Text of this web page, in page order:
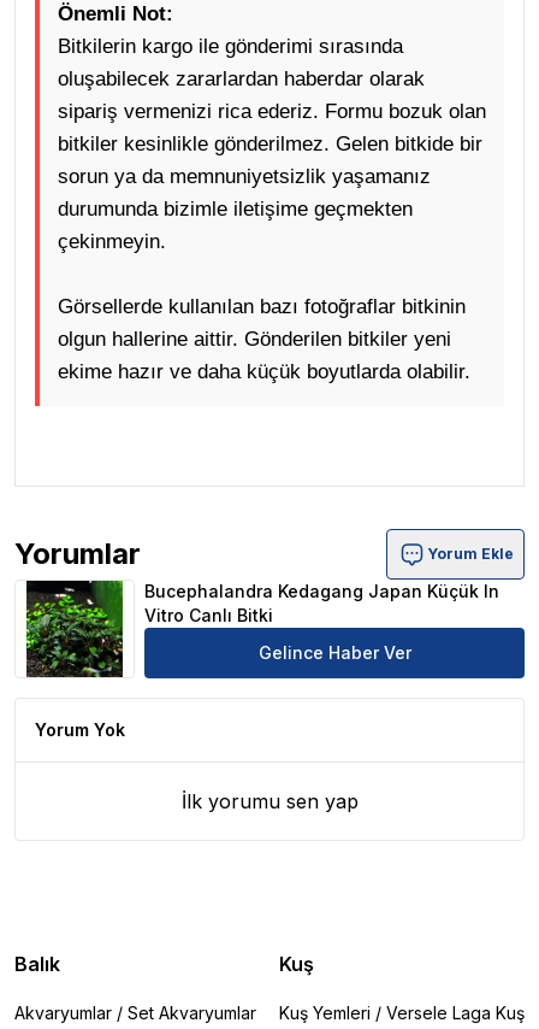
Önemli Not:
Bitkilerin kargo ile gönderimi sırasında
oluşabilecek zararlardan haberdar olarak
sipariş vermenizi rica ederiz. Formu bozuk olan
bitkiler kesinlikle gönderilmez. Gelen bitkide bir
sorun ya da memnuniyetsizlik yaşamanız
durumunda bizimle iletişime geçmekten
çekinmeyin.
Görsellerde kullanılan bazı fotoğraflar bitkinin
olgun hallerine aittir. Gönderilen bitkiler yeni
ekime hazır ve daha küçük boyutlarda olabilir.
Yorumlar
Bucephalandra Kedagang Japan Küçük In Vitro Canlı
Yorum Ekle
Bucephalandra Kedagang Japan Küçük In
Vitro Canlı Bitki
Gelince Haber Ver
Yorum Yok
İlk yorumu sen yap
Balık
Akvaryumlar / Set Akvaryumlar
Kuş
Kuş Yemleri / Versele Laga Kuş